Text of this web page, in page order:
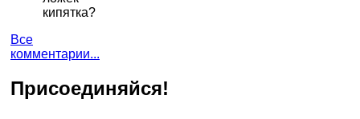
кипятка?
Все
комментарии...
Присоединяйся!